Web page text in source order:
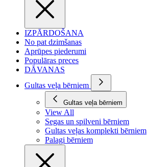
IZPĀRDOŠANA
No pat dzimšanas
Aprūpes piederumi
Populāras preces
DĀVANAS
Gultas veļa bērniem
Gultas veļa bērniem
View All
Segas un spilveni bērniem
Gultas veļas komplekti bērniem
Palagi bērniem